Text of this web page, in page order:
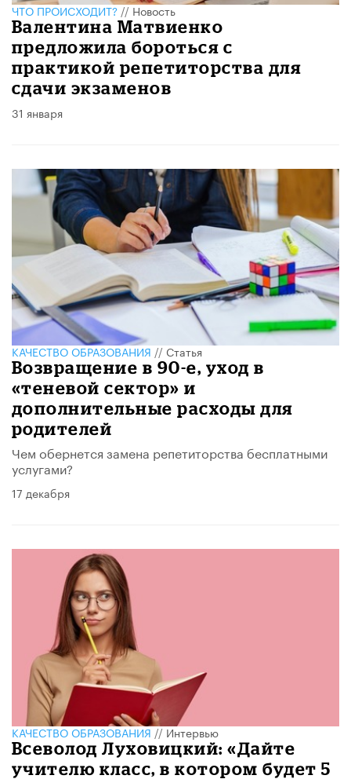
ЧТО ПРОИСХОДИТ?//Новость
Валентина Матвиенко
предложила бороться с
практикой репетиторства для
сдачи экзаменов
31 января
КАЧЕСТВО ОБРАЗОВАНИЯ//Статья
Возвращение в 90-е, уход в
«теневой сектор» и
дополнительные расходы для
родителей
Чем обернется замена репетиторства бесплатными
услугами?
17 декабря
КАЧЕСТВО ОБРАЗОВАНИЯ//Интервью
Всеволод Луховицкий: «Дайте
учителю класс, в котором будет 5